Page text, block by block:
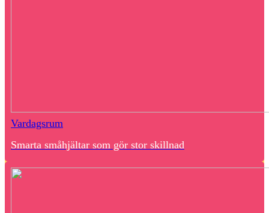
Vardagsrum
Smarta småhjältar som gör stor skillnad